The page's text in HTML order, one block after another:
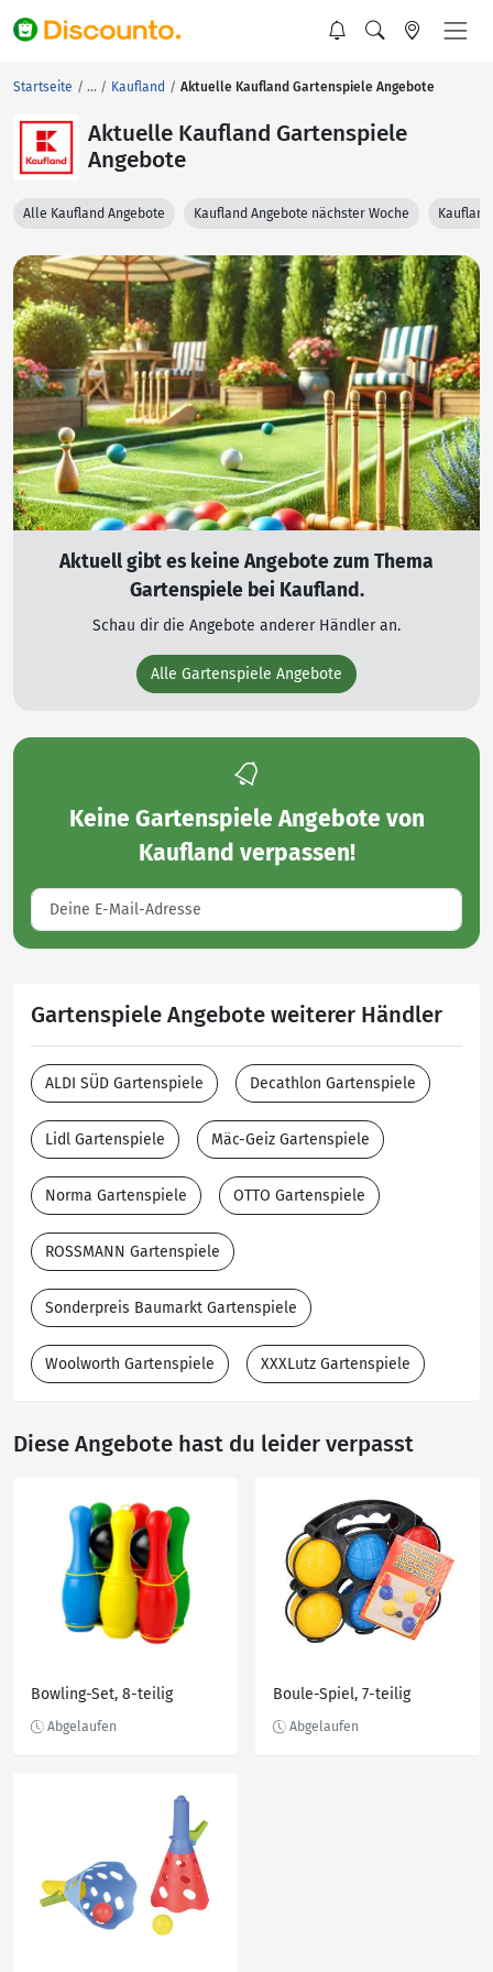
Startseite Kaufland Aktuelle Kaufland Gartenspiele Angebote
Aktuelle Kaufland Gartenspiele
Angebote
Alle Kaufland Angebote Kaufland Angebote nächster Woche
Aktuell gibt es keine Angebote zum Thema
Gartenspiele bei Kaufland.
Schau dir die Angebote anderer Händler an.
Alle Gartenspiele Angebote
Keine Gartenspiele Angebote von
Kaufland verpassen!
Gartenspiele Angebote weiterer Händler
ALDI SÜD Gartenspiele Decathlon Gartenspiele
Lidl Gartenspiele Mäc-Geiz Gartenspiele
Norma Gartenspiele OTTO Gartenspiele
ROSSMANN Gartenspiele
Sonderpreis Baumarkt Gartenspiele
Woolworth Gartenspiele XXXLutz Gartenspiele
Diese Angebote hast du leider verpasst
Bowling-Set, 8-teilig Boule-Spiel, 7-teilig